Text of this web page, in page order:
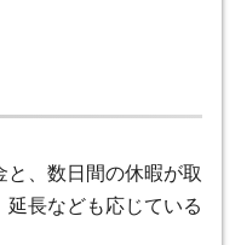
と、数日間の休暇が取
長なども応じている